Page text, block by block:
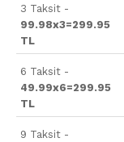
3 Taksit -
99.98x3=299.95
TL
6 Taksit -
49.99x6=299.95
TL
9 Taksit -